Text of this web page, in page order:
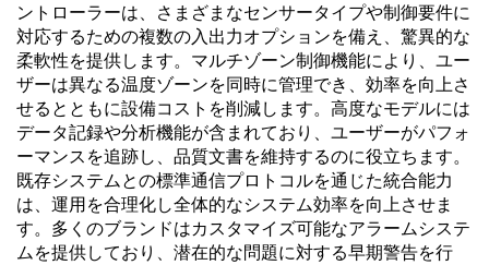
ントローラーは、さまざまなセンサータイプや制御要件に
対応するための複数の入出力オプションを備え、驚異的な
柔軟性を提供します。マルチゾーン制御機能により、ユー
ザーは異なる温度ゾーンを同時に管理でき、効率を向上さ
せるとともに設備コストを削減します。高度なモデルには
データ記録や分析機能が含まれており、ユーザーがパフォ
ーマンスを追跡し、品質文書を維持するのに役立ちます。
既存システムとの標準通信プロトコルを通じた統合能力
は、運用を合理化し全体的なシステム効率を向上させま
す。多くのブランドはカスタマイズ可能なアラームシステ
ムを提供しており、潜在的な問題に対する早期警告を行